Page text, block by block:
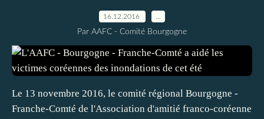
16.12.2016
Par AAFC - Comité Bourgogne
Le 13 novembre 2016, le comité régional Bourgogne -
Franche-Comté de l'Association d'amitié franco-coréenne